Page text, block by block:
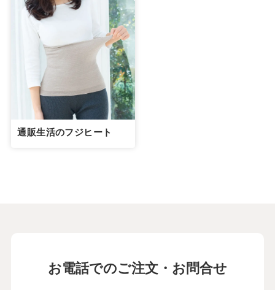
通販生活のフジヒート
お電話でのご注文・お問合せ